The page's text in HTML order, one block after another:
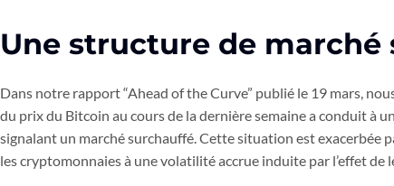
Une structure de marché
Dans notre rapport “Ahead of the Curve” publié le 19 mars,
du prix du Bitcoin au cours de la dernière semaine a conduit à
signalant un marché surchauffé. Cette situation est exacerbée
les cryptomonnaies à une volatilité accrue induite par l’effet de